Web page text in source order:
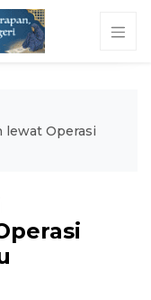
lewat Operasi